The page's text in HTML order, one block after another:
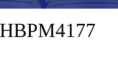
HBPM4177